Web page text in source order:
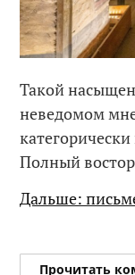
Такой
неведомом
Полный
Дальше:
Прочитать